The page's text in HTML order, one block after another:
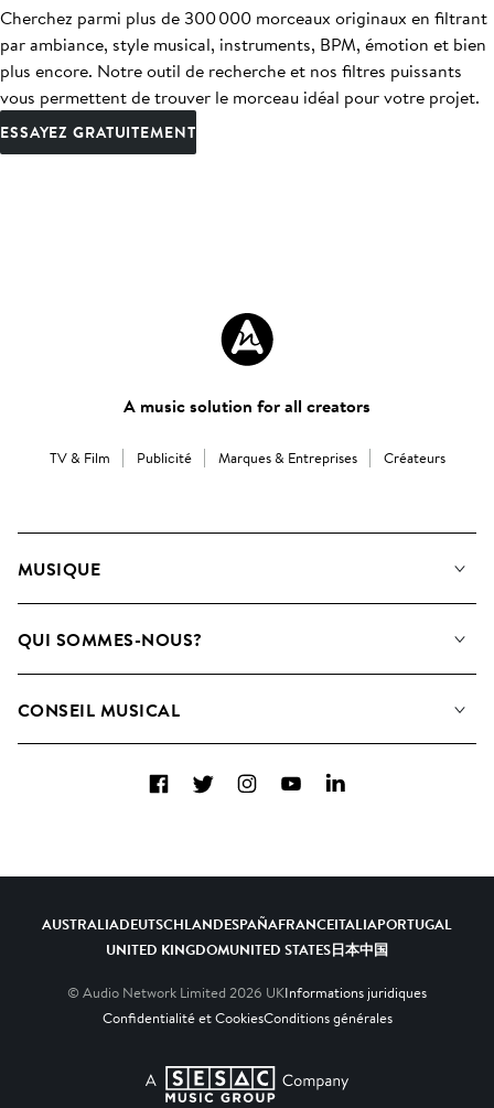
Cherchez parmi plus de 300 000 morceaux originaux en filtrant
par ambiance, style musical, instruments, BPM, émotion et bien
plus encore. Notre outil de recherche et nos filtres puissants
vous permettent de trouver le morceau idéal pour votre projet.
ESSAYEZ GRATUITEMENT
A music solution for all creators
TV & Film Publicité Marques & Entreprises Créateurs
MUSIQUE
Rechercher
QUI SOMMES-NOUS?
Comment nous utilisons l’IA
CONSEIL MUSICAL
FacebookTwitterInstagramYouTubeLinkedIn
AUSTRALIADEUTSCHLANDESPAÑAFRANCEITALIAPORTUGAL
UNITED KINGDOMUNITED STATES日本中国
© Audio Network Limited 2026 UKInformations juridiques
Confidentialité et CookiesConditions générales
A SESAC Company